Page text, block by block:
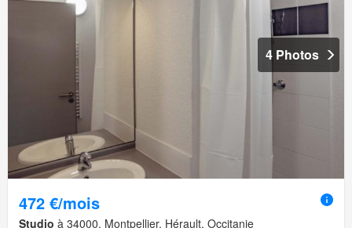
4 Photos
472 €/mois
Studio à 34000, Montpellier, Hérault, Occitanie